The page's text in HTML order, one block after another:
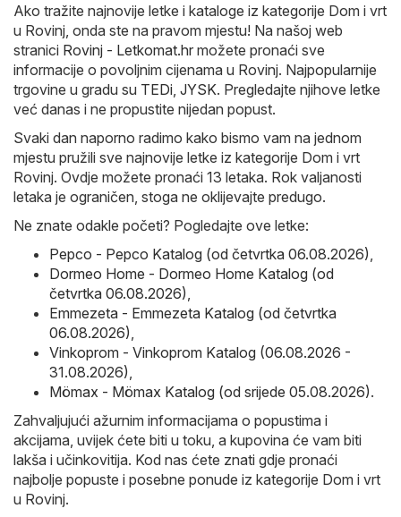
Ako tražite najnovije letke i kataloge iz kategorije Dom i vrt
u Rovinj, onda ste na pravom mjestu! Na našoj web
stranici Rovinj - Letkomat.hr možete pronaći sve
informacije o povoljnim cijenama u Rovinj. Najpopularnije
trgovine u gradu su TEDi JYSK. Pregledajte njihove letke
već danas i ne propustite nijedan popust.
Svaki dan naporno radimo kako bismo vam na jednom
mjestu pružili sve najnovije letke iz kategorije Dom i vrt
Rovinj. Ovdje možete pronaći 13 letaka. Rok valjanosti
letaka je ograničen, stoga ne oklijevajte predugo.
Ne znate odakle početi? Pogledajte ove letke:
Pepco - Pepco Katalog (od četvrtka 06.08.2026)
Dormeo Home - Dormeo Home Katalog (od
četvrtka 06.08.2026)
Emmezeta - Emmezeta Katalog (od četvrtka
06.08.2026)
Vinkoprom - Vinkoprom Katalog (06.08.2026 -
31.08.2026)
Mömax - Mömax Katalog (od srijede 05.08.2026).
Zahvaljujući ažurnim informacijama o popustima i
akcijama, uvijek ćete biti u toku, a kupovina će vam biti
lakša i učinkovitija. Kod nas ćete znati gdje pronaći
najbolje popuste i posebne ponude iz kategorije Dom i vrt
u Rovinj.